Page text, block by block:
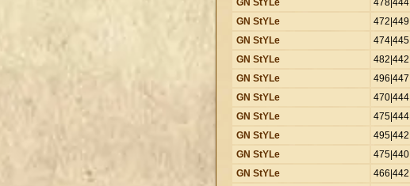
GN StYLe
478|444
GN StYLe
472|449
GN StYLe
474|445
GN StYLe
482|442
GN StYLe
496|447
GN StYLe
470|444
GN StYLe
475|444
GN StYLe
495|442
GN StYLe
475|440
GN StYLe
466|442